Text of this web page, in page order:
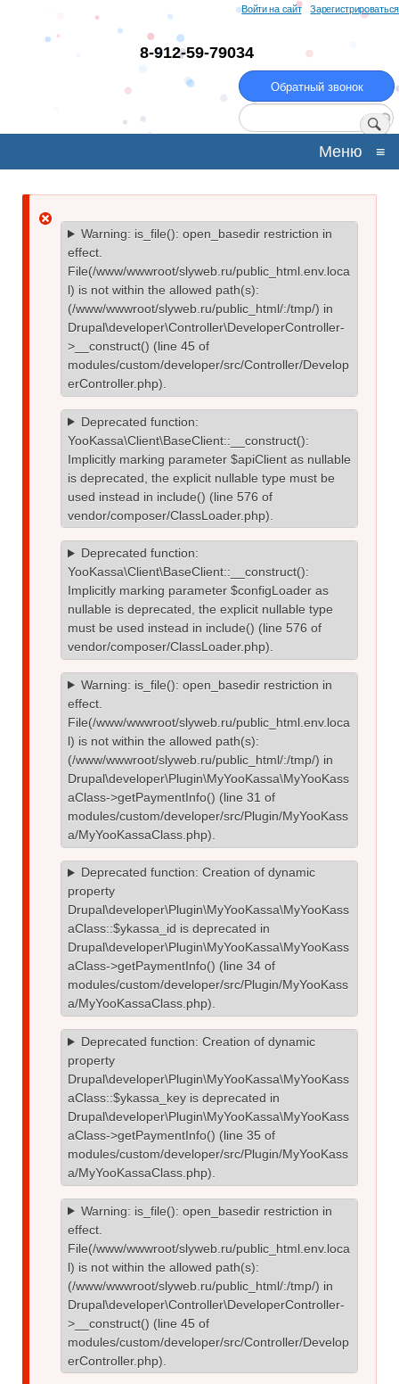
Перейти
основному
содержанию
Зарегистрироваться
Войти на сайт
8-912-59-79034
Обратный звонок
Поиск
Меню ≡
Сообщение
об
ошибке
Warning: is_file(): open_basedir restriction in
effect.
File(/www/wwwroot/slyweb.ru/public_html.env.loca
l) is not within the allowed path(s):
(/www/wwwroot/slyweb.ru/public_html/:/tmp/) in
Drupal\developer\Controller\DeveloperController-
>__construct() (line 45 of
modules/custom/developer/src/Controller/Develop
erController.php).
Deprecated function:
YooKassa\Client\BaseClient::__construct():
Implicitly marking parameter $apiClient as nullable
is deprecated, the explicit nullable type must be
used instead in include() (line 576 of
vendor/composer/ClassLoader.php).
Deprecated function:
YooKassa\Client\BaseClient::__construct():
Implicitly marking parameter $configLoader as
nullable is deprecated, the explicit nullable type
must be used instead in include() (line 576 of
vendor/composer/ClassLoader.php).
Warning: is_file(): open_basedir restriction in
effect.
File(/www/wwwroot/slyweb.ru/public_html.env.loca
l) is not within the allowed path(s):
(/www/wwwroot/slyweb.ru/public_html/:/tmp/) in
Drupal\developer\Plugin\MyYooKassa\MyYooKass
aClass->getPaymentInfo() (line 31 of
modules/custom/developer/src/Plugin/MyYooKass
a/MyYooKassaClass.php).
Deprecated function: Creation of dynamic
property
Drupal\developer\Plugin\MyYooKassa\MyYooKass
aClass::$ykassa_id is deprecated in
Drupal\developer\Plugin\MyYooKassa\MyYooKass
aClass->getPaymentInfo() (line 34 of
modules/custom/developer/src/Plugin/MyYooKass
a/MyYooKassaClass.php).
Deprecated function: Creation of dynamic
property
Drupal\developer\Plugin\MyYooKassa\MyYooKass
aClass::$ykassa_key is deprecated in
Drupal\developer\Plugin\MyYooKassa\MyYooKass
aClass->getPaymentInfo() (line 35 of
modules/custom/developer/src/Plugin/MyYooKass
a/MyYooKassaClass.php).
Warning: is_file(): open_basedir restriction in
effect.
File(/www/wwwroot/slyweb.ru/public_html.env.loca
l) is not within the allowed path(s):
(/www/wwwroot/slyweb.ru/public_html/:/tmp/) in
Drupal\developer\Controller\DeveloperController-
>__construct() (line 45 of
modules/custom/developer/src/Controller/Develop
erController.php).